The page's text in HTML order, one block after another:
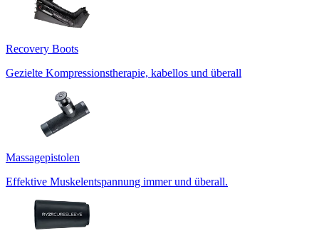
Recovery Boots
Gezielte Kompressionstherapie, kabellos und überall
Massagepistolen
Effektive Muskelentspannung immer und überall.